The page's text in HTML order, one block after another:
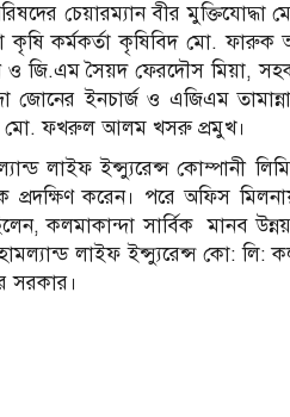
চেয়ারম্যান বীর
কর্মকর্তা কৃষিবিদ মো. ফারুক
ও জি.এম সৈয়দ ফেরদৌস মিয়া,
জোনের ইনচার্জ ও এজিএম
মো. ফখরুল আলম খসরু প্রমুখ।
লাইফ ইন্স্যুরেন্স কোম্পানী
প্রদক্ষিণ করেন। পরে অফিস
কলমাকান্দা সার্বিক মানব
লাইফ ইন্স্যুরেন্স কো: লি:
সরকার।